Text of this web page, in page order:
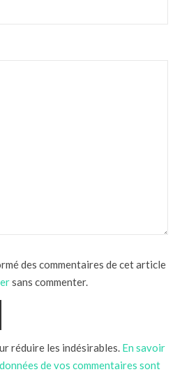
des commentaires de cet article
sans commenter.
réduire les indésirables. En savoir
de vos commentaires sont